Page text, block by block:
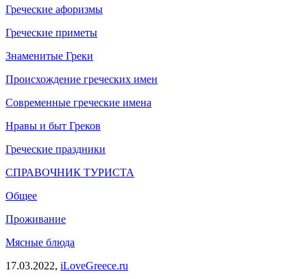
Греческие афоризмы
Греческие приметы
Знаменитые Греки
Происхождение греческих имен
Современные греческие имена
Нравы и быт Греков
Греческие праздники
СПРАВОЧНИК ТУРИСТА
Общее
Проживание
Мясные блюда
17.03.2022, iLoveGreece.ru